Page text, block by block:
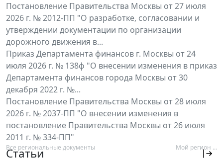
Постановление Правительства Москвы от 27 июля
2026 г. № 2012-ПП "О разработке, согласовании и
утверждении документации по организации
дорожного движения в...
Приказ Департамента финансов г. Москвы от 24
июля 2026 г. № 138ф "О внесении изменения в приказ
Департамента финансов города Москвы от 30
декабря 2022 г. №...
Постановление Правительства Москвы от 28 июля
2026 г. № 2037-ПП "О внесении изменения в
постановление Правительства Москвы от 26 июля
2011 г. № 334-ПП"
Все региональные документы Мой регион ...
Статьи